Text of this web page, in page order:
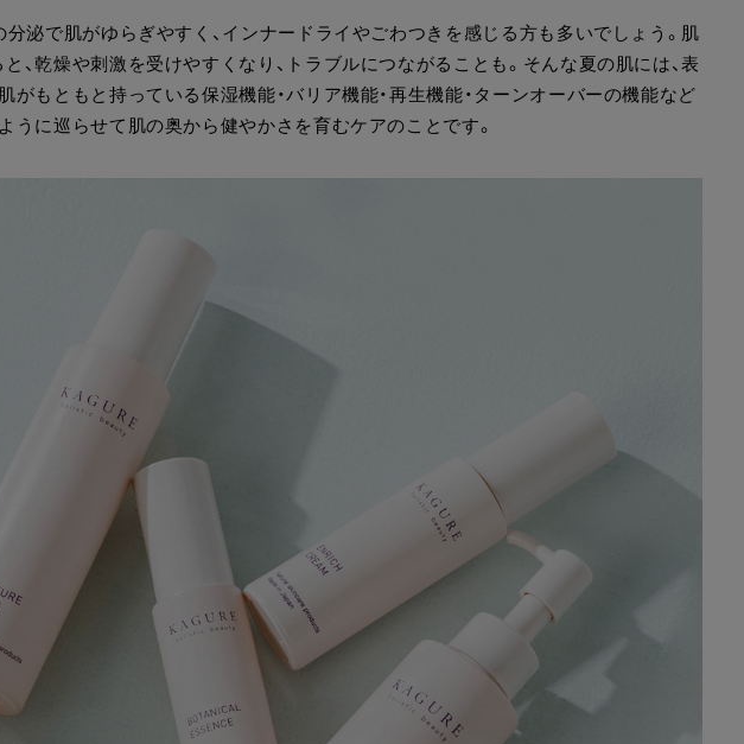
分泌で肌がゆらぎやすく、インナードライやごわつきを感じる方も多いでしょう。肌
、乾燥や刺激を受けやすくなり、トラブルにつながることも。そんな夏の肌には、表
がもともと持っている保湿機能・バリア機能・再生機能・ターンオーバーの機能など
うに巡らせて肌の奥から健やかさを育むケアのことです。